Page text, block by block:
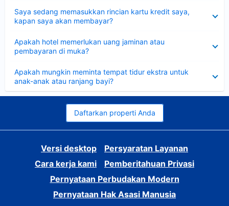
Saya sedang memasukkan rincian kartu kredit saya,
kapan saya akan membayar?
Apakah hotel memerlukan uang jaminan atau
pembayaran di muka?
Apakah mungkin meminta tempat tidur ekstra untuk
anak-anak atau ranjang bayi?
Daftarkan properti Anda
Versi desktop
Persyaratan Layanan
Cara kerja kami
Pemberitahuan Privasi
Pernyataan Perbudakan Modern
Pernyataan Hak Asasi Manusia